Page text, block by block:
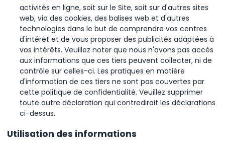
activités en ligne, soit sur le Site, soit sur d'autres sites
web, via des cookies, des balises web et d'autres
technologies dans le but de comprendre vos centres
d'intérêt et de vous proposer des publicités adaptées à
vos intérêts. Veuillez noter que nous n'avons pas accès
aux informations que ces tiers peuvent collecter, ni de
contrôle sur celles-ci. Les pratiques en matière
d'information de ces tiers ne sont pas couvertes par
cette politique de confidentialité. Veuillez supprimer
toute autre déclaration qui contredirait les déclarations
ci-dessus.
Utilisation des informations